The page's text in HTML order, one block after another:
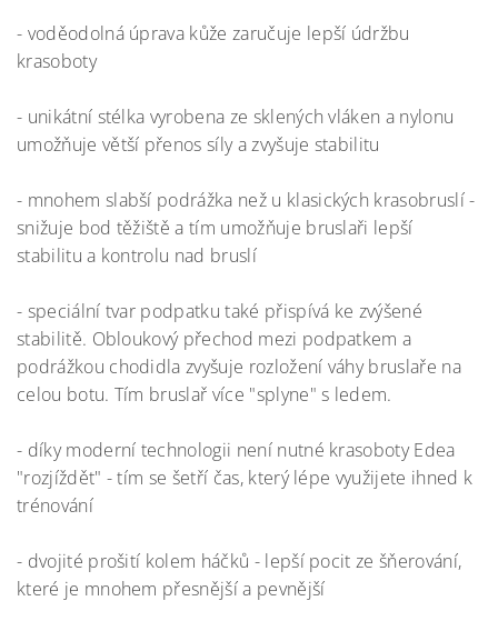
- voděodolná úprava kůže zaručuje lepší údržbu
krasoboty
- unikátní stélka vyrobena ze sklených vláken a nylonu
umožňuje větší přenos síly a zvyšuje stabilitu
- mnohem slabší podrážka než u klasických krasobruslí -
snižuje bod těžiště a tím umožňuje bruslaři lepší
stabilitu a kontrolu nad bruslí
- speciální tvar podpatku také přispívá ke zvýšené
stabilitě. Obloukový přechod mezi podpatkem a
podrážkou chodidla zvyšuje rozložení váhy bruslaře na
celou botu. Tím bruslař více "splyne" s ledem.
- díky moderní technologii není nutné krasoboty Edea
"rozjíždět" - tím se šetří čas, který lépe využijete ihned k
trénování
- dvojité prošití kolem háčků - lepší pocit ze šňerování,
které je mnohem přesnější a pevnější